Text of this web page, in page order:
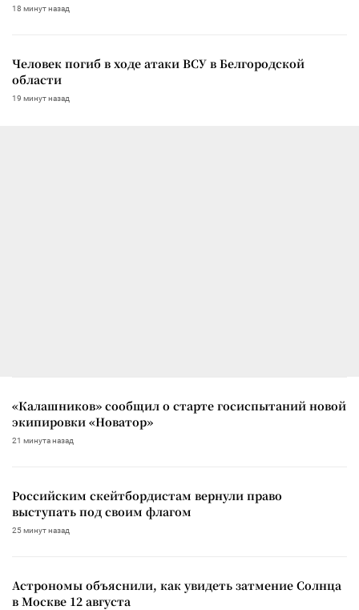
18 минут назад
Человек погиб в ходе атаки ВСУ в Белгородской
области
19 минут назад
«Калашников» сообщил о старте госиспытаний новой
экипировки «Новатор»
21 минута назад
Российским скейтбордистам вернули право
выступать под своим флагом
25 минут назад
Астрономы объяснили, как увидеть затмение Солнца
в Москве 12 августа